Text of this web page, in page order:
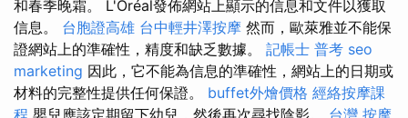
和春季晚霜。 L'Oréal發佈網站上顯示的信息和文件以獲取
信息。 台胞證高雄 台中輕井澤按摩 然而，歐萊雅並不能保
證網站上的準確性，精度和缺乏數據。 記帳士 普考 seo
marketing 因此，它不能為信息的準確性，網站上的日期或
材料的完整性提供任何保證。 buffet外燴價格 經絡按摩課
程 嬰兒應該定期留下幼兒，然後再次尋找陰影。 台灣 按摩